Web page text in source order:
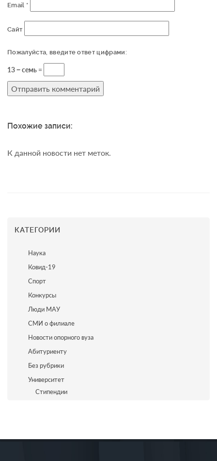
Email *
Сайт
Пожалуйста, введите ответ цифрами:
13 − семь =
Похожие записи:
К данной новости нет меток.
КАТЕГОРИИ
Наука
Ковид-19
Спорт
Конкурсы
Люди МАУ
СМИ о филиале
Новости опорного вуза
Абитуриенту
Без рубрики
Университет
Стипендии